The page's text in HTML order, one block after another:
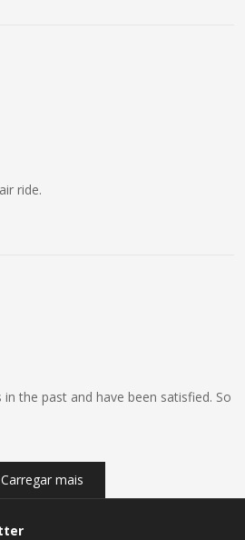
ride.
the past and have been satisfied. So
Carregar mais